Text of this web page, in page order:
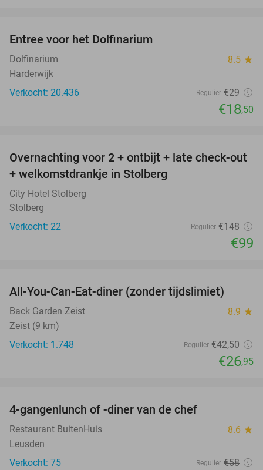
Entree voor het Dolfinarium
Dolfinarium 8.5 star
Harderwijk
Verkocht: 20.436
Regulier €29
€18,50
33%
Overnachting voor 2 + ontbijt + late check-out
+ welkomstdrankje in Stolberg
City Hotel Stolberg
Stolberg
Verkocht: 22
Regulier €148
€99
All-You-Can-Eat-diner (zonder tijdslimiet)
Back Garden Zeist 8.9 star
Zeist (9 km)
Verkocht: 1.748
Regulier €42,50
€26,95
4-gangenlunch of -diner van de chef
Restaurant BuitenHuis 8.6 star
Leusden
Verkocht: 75
Regulier €58